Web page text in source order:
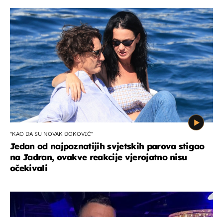
"KAO DA SU NOVAK ĐOKOVIĆ"
Jedan od najpoznatijih svjetskih parova stigao
na Jadran, ovakve reakcije vjerojatno nisu
očekivali